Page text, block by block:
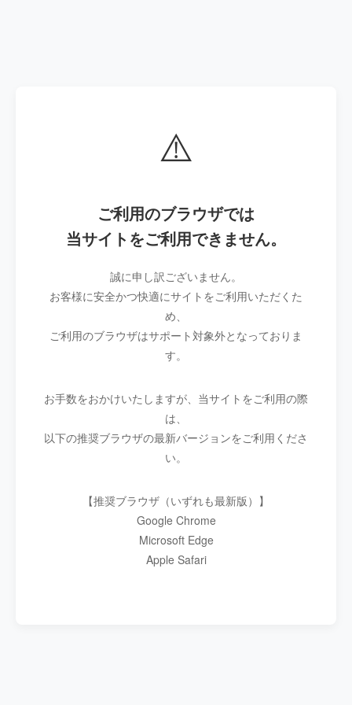
⚠️
ご利用のブラウザでは
当サイトをご利用できません。
誠に申し訳ございません。
お客様に安全かつ快適にサイトをご利用いただくた
め、
ご利用のブラウザはサポート対象外となっておりま
す。
お手数をおかけいたしますが、当サイトをご利用の際
は、
以下の推奨ブラウザの最新バージョンをご利用くださ
い。
【推奨ブラウザ（いずれも最新版）】
Google Chrome
Microsoft Edge
Apple Safari